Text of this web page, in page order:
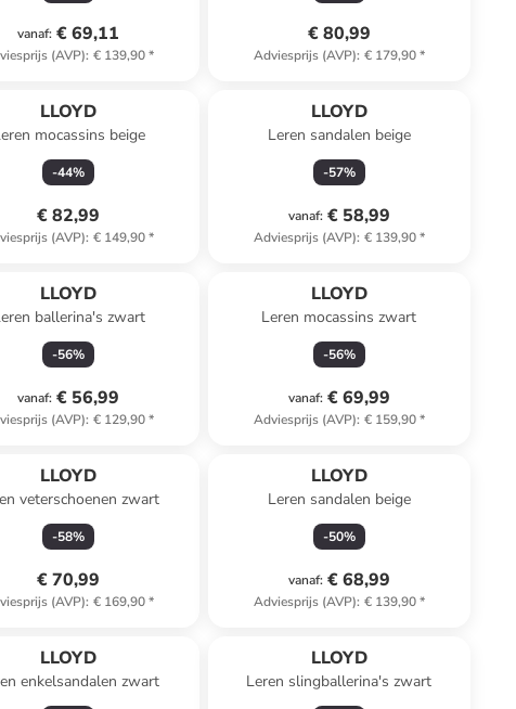
vanaf: € 69,11
(AVP): € 139,90*
€ 80,99
Adviesprijs (AVP): € 179,90*
LLOYD
mocassins beige
-44%
€ 82,99
(AVP): € 149,90*
LLOYD
Leren sandalen beige
-57%
vanaf: € 58,99
Adviesprijs (AVP): € 139,90*
LLOYD
ballerina's zwart
-56%
vanaf: € 56,99
(AVP): € 129,90*
LLOYD
Leren mocassins zwart
-56%
vanaf: € 69,99
Adviesprijs (AVP): € 159,90*
LLOYD
veterschoenen zwart
-58%
€ 70,99
(AVP): € 169,90*
LLOYD
Leren sandalen beige
-50%
vanaf: € 68,99
Adviesprijs (AVP): € 139,90*
LLOYD
enkelsandalen zwart
LLOYD
Leren slingballerina's zwart